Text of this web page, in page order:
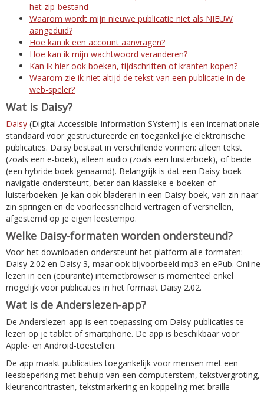
het zip-bestand
Waarom wordt mijn nieuwe publicatie niet als NIEUW
aangeduid?
Hoe kan ik een account aanvragen?
Hoe kan ik mijn wachtwoord veranderen?
Kan ik hier ook boeken, tijdschriften of kranten kopen?
Waarom zie ik niet altijd de tekst van een publicatie in de
web-speler?
Wat is Daisy?
Daisy (Digital Accessible Information SYstem) is een internationale
standaard voor gestructureerde en toegankelijke elektronische
publicaties. Daisy bestaat in verschillende vormen: alleen tekst
(zoals een e-boek), alleen audio (zoals een luisterboek), of beide
(een hybride boek genaamd). Belangrijk is dat een Daisy-boek
navigatie ondersteunt, beter dan klassieke e-boeken of
luisterboeken. Je kan ook bladeren in een Daisy-boek, van zin naar
zin springen en de voorleessnelheid vertragen of versnellen,
afgestemd op je eigen leestempo.
Welke Daisy-formaten worden ondersteund?
Voor het downloaden ondersteunt het platform alle formaten:
Daisy 2.02 en Daisy 3, maar ook bijvoorbeeld mp3 en ePub. Online
lezen in een (courante) internetbrowser is momenteel enkel
mogelijk voor publicaties in het formaat Daisy 2.02.
Wat is de Anderslezen-app?
De Anderslezen-app is een toepassing om Daisy-publicaties te
lezen op je tablet of smartphone. De app is beschikbaar voor
Apple- en Android-toestellen.
De app maakt publicaties toegankelijk voor mensen met een
leesbeperking met behulp van een computerstem, tekstvergroting,
kleurencontrasten, tekstmarkering en koppeling met braille-